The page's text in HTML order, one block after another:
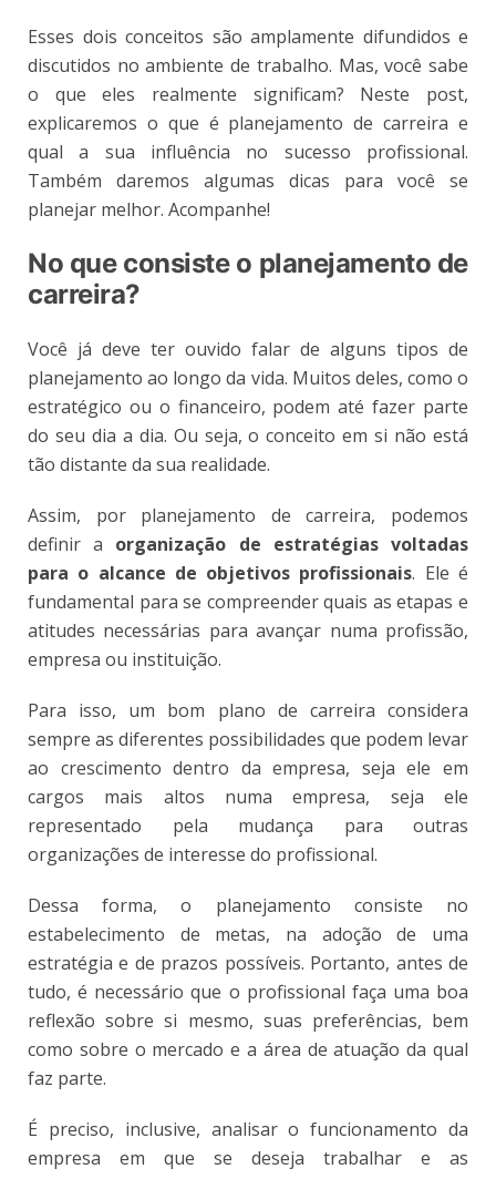
Esses dois conceitos são amplamente difundidos e
discutidos no ambiente de trabalho. Mas, você sabe
o que eles realmente significam? Neste post,
explicaremos o que é planejamento de carreira e
qual a sua influência no sucesso profissional.
Também daremos algumas dicas para você se
planejar melhor. Acompanhe!
No que consiste o planejamento de
carreira?
Você já deve ter ouvido falar de alguns tipos de
planejamento ao longo da vida. Muitos deles, como o
estratégico ou o financeiro, podem até fazer parte
do seu dia a dia. Ou seja, o conceito em si não está
tão distante da sua realidade.
Assim, por planejamento de carreira, podemos
definir a organização de estratégias voltadas
para o alcance de objetivos profissionais. Ele é
fundamental para se compreender quais as etapas e
atitudes necessárias para avançar numa profissão,
empresa ou instituição.
Para isso, um bom plano de carreira considera
sempre as diferentes possibilidades que podem levar
ao crescimento dentro da empresa, seja ele em
cargos mais altos numa empresa, seja ele
representado pela mudança para outras
organizações de interesse do profissional.
Dessa forma, o planejamento consiste no
estabelecimento de metas, na adoção de uma
estratégia e de prazos possíveis. Portanto, antes de
tudo, é necessário que o profissional faça uma boa
reflexão sobre si mesmo, suas preferências, bem
como sobre o mercado e a área de atuação da qual
faz parte.
É preciso, inclusive, analisar o funcionamento da
empresa em que se deseja trabalhar e as